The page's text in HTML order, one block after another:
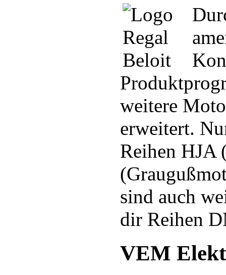
weitere
erweitert.
Reihen HJA
sind auch
dir Reihen
VEM